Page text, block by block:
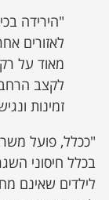
"הירידה
לאזורים
מאוד על
לקצב
זמינות
"ככלל, פועל
בכלל חיסוני
לילדים שאינם